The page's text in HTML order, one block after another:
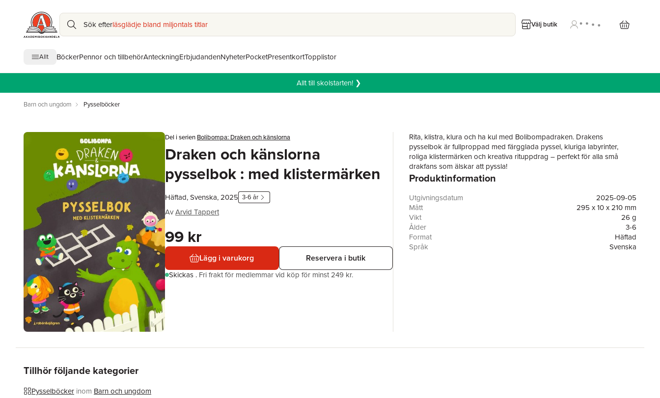
Sök efterläsglädje bland miljontals titlar Välj butik
Allt BöckerPennor och tillbehörAnteckningErbjudandenNyheterPocketPresentkortTopplistor
Allt till skolstarten! ❯
Barn och ungdom Pysselböcker
Del i serien Bolibompa: Draken och känslorna
Draken och känslorna
pysselbok : med klistermärken
Häftad, Svenska, 2025 3-6 år
AvArvid Tappert
99 kr
Lägg i varukorg Reservera i butik
Skickas . Fri frakt för medlemmar vid köp för minst 249 kr.
Rita, klistra, klura och ha kul med Bolibompadraken. Drakens
pysselbok är fullproppad med färgglada pyssel, kluriga labyrinter,
roliga klistermärken och kreativa rituppdrag – perfekt för alla små
drakfans som älskar att pyssla!
Produktinformation
Utgivningsdatum
2025-09-05
Mått
295 x 10 x 210 mm
Vikt
26 g
Ålder
3-6
Format
Häftad
Språk
Svenska
Tillhör följande kategorier
Pysselböcker inom Barn och ungdom